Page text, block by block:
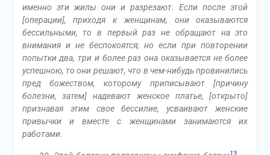
именно эти жилы они и разрезают. Если после этой
[операции], приходя к женщинам, они оказываются
бессильными, то в первый раз не обращают на это
внимания и не беспокоятся; но если при повторении
попытки два, три и более раз она оказывается не более
успешною, то они решают, что в чем-нибудь провинились
пред божеством, которому приписывают [причину
болезни, затем] надевают женское платье, [открыто]
признавая этим свое бессилие, усваивают женские
привычки и вместе с женщинами занимаются их
работами.
13